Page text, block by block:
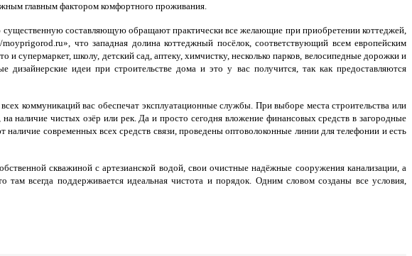
главным фактором комфортного проживания.
существенную составляющую обращают практически все желающие при приобретении коттеджей,
что западная долина коттеджный посёлок, соответствующий всем европейским
супермаркет, школу, детский сад, аптеку, химчистку, несколько парков, велосипедные дорожки и
дизайнерские идеи при строительстве дома и это у вас получится, так как предоставляются
коммуникаций вас обеспечат эксплуатационные службы. При выборе места строительства или
наличие чистых озёр или рек. Да и просто сегодня вложение финансовых средств в загородные
современных всех средств связи, проведены оптоволоконные линии для телефонии и есть
скважиной с артезианской водой, свои очистные надёжные сооружения канализации, а
всегда поддерживается идеальная чистота и порядок. Одним словом созданы все условия,